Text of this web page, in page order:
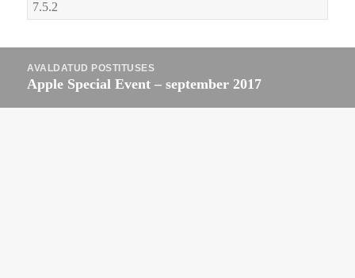
AVALDATUD POSTITUSES
Apple Special Event – september 2017